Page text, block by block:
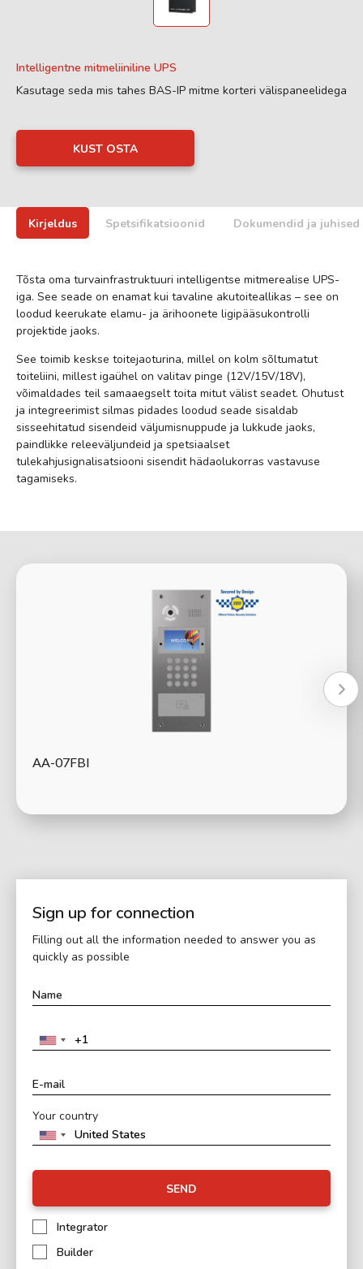
Intelligentne mitmeliiniline UPS
Kasutage seda mis tahes BAS-IP mitme korteri välispaneelidega
KUST OSTA
Kirjeldus Spetsifikatsioonid Dokumendid ja juhised
Tõsta oma turvainfrastruktuuri intelligentse mitmerealise UPS-
iga. See seade on enamat kui tavaline akutoiteallikas – see on
loodud keerukate elamu- ja ärihoonete ligipääsukontrolli
projektide jaoks.
See toimib keskse toitejaoturina, millel on kolm sõltumatut
toiteliini, millest igaühel on valitav pinge (12V/15V/18V),
võimaldades teil samaaegselt toita mitut välist seadet. Ohutust
ja integreerimist silmas pidades loodud seade sisaldab
sisseehitatud sisendeid väljumisnuppude ja lukkude jaoks,
paindlikke releeväljundeid ja spetsiaalset
tulekahjusignalisatsiooni sisendit hädaolukorras vastavuse
tagamiseks.
AA-07FBI
Sign up for connection
Filling out all the information needed to answer you as
quickly as possible
Your country
SEND
Integrator
Builder